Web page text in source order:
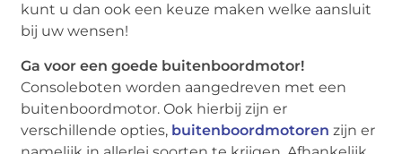
kunt u dan ook een keuze maken welke aansluit
bij uw wensen!
Ga voor een goede buitenboordmotor!
Consoleboten worden aangedreven met een
buitenboordmotor. Ook hierbij zijn er
verschillende opties, buitenboordmotoren zijn er